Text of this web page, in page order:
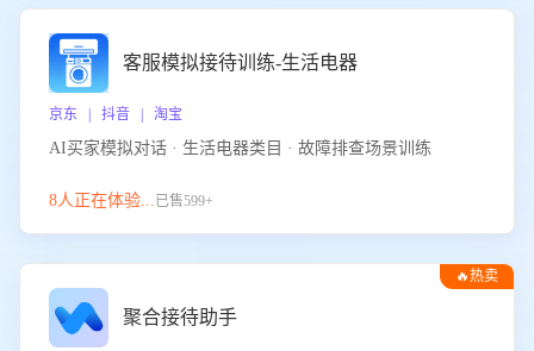
客服模拟接待训练-生活电器
京东 | 抖音 | 淘宝
AI买家模拟对话 · 生活电器类目 · 故障排查场景训练
8人正在体验...已售599+
🔥热卖
聚合接待助手